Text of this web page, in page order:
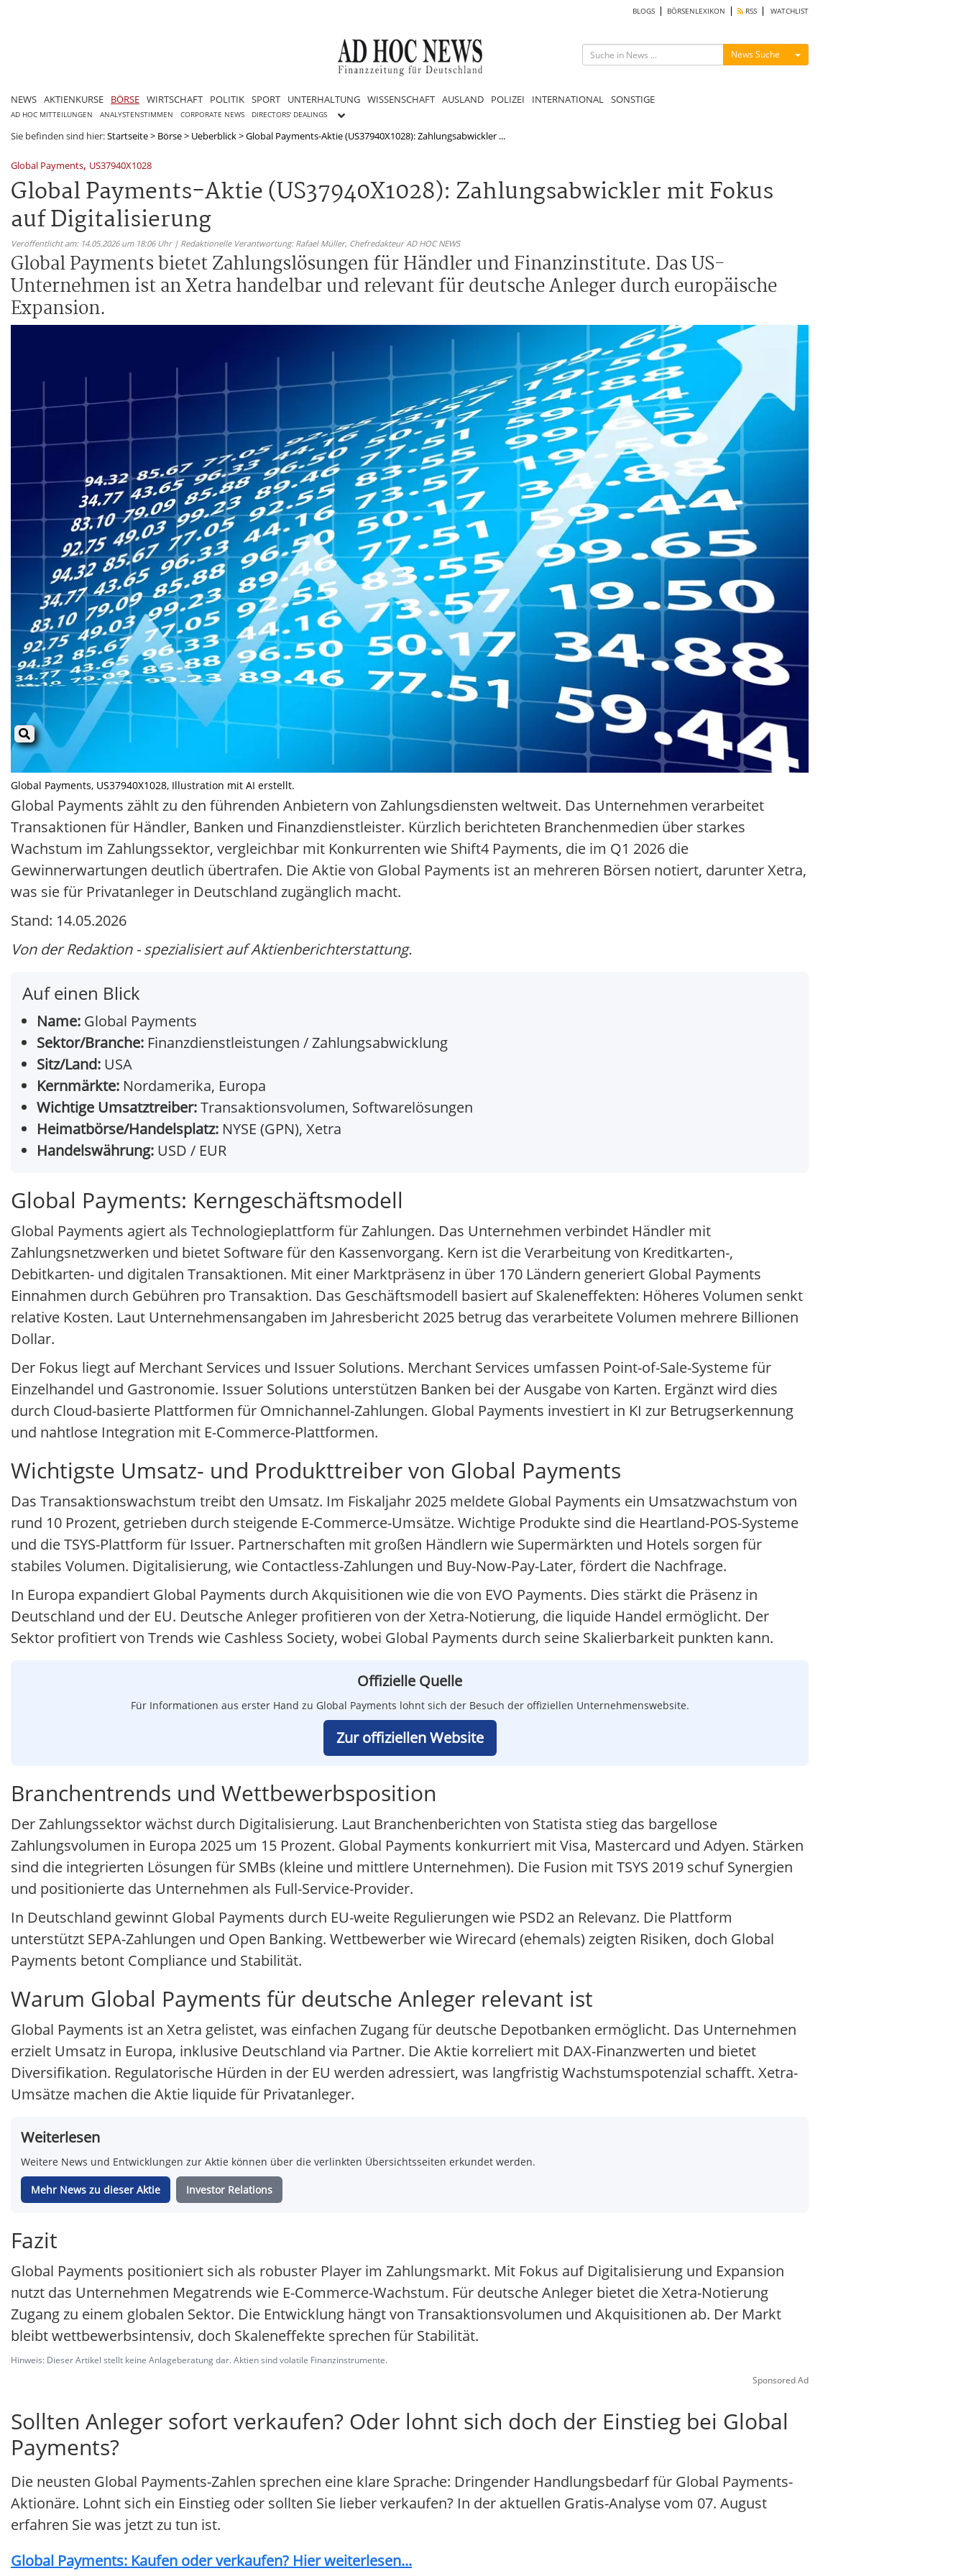
BLOGS BÖRSENLEXIKON RSS WATCHLIST
News Suche Menü ein-/ausblenden
NEWS AKTIENKURSE BÖRSE WIRTSCHAFT POLITIK SPORT UNTERHALTUNG WISSENSCHAFT AUSLAND POLIZEI INTERNATIONAL SONSTIGE
AD HOC MITTEILUNGEN ANALYSTENSTIMMEN CORPORATE NEWS DIRECTORS' DEALINGS
Sie befinden sind hier:Startseite> Börse> Ueberblick>Global Payments-Aktie (US37940X1028): Zahlungsabwickler ...
Global Payments, US37940X1028
Global Payments-Aktie (US37940X1028): Zahlungsabwickler mit Fokus
auf Digitalisierung
Veröffentlicht am: 14.05.2026 um 18:06 Uhr | Redaktionelle Verantwortung: Rafael Müller, Chefredakteur AD HOC NEWS
Global Payments bietet Zahlungslösungen für Händler und Finanzinstitute. Das US-
Unternehmen ist an Xetra handelbar und relevant für deutsche Anleger durch europäische
Expansion.
Global Payments, US37940X1028, Illustration mit AI erstellt.
Global Payments zählt zu den führenden Anbietern von Zahlungsdiensten weltweit. Das Unternehmen verarbeitet
Transaktionen für Händler, Banken und Finanzdienstleister. Kürzlich berichteten Branchenmedien über starkes
Wachstum im Zahlungssektor, vergleichbar mit Konkurrenten wie Shift4 Payments, die im Q1 2026 die
Gewinnerwartungen deutlich übertrafen. Die Aktie von Global Payments ist an mehreren Börsen notiert, darunter Xetra,
was sie für Privatanleger in Deutschland zugänglich macht.
Stand: 14.05.2026
Von der Redaktion - spezialisiert auf Aktienberichterstattung.
Auf einen Blick
Name: Global Payments
Sektor/Branche: Finanzdienstleistungen / Zahlungsabwicklung
Sitz/Land: USA
Kernmärkte: Nordamerika, Europa
Wichtige Umsatztreiber:Transaktionsvolumen, Softwarelösungen
Heimatbörse/Handelsplatz: NYSE (GPN), Xetra
Handelswährung: USD / EUR
Global Payments: Kerngeschäftsmodell
Global Payments agiert als Technologieplattform für Zahlungen. Das Unternehmen verbindet Händler mit
Zahlungsnetzwerken und bietet Software für den Kassenvorgang. Kern ist die Verarbeitung von Kreditkarten-,
Debitkarten- und digitalen Transaktionen. Mit einer Marktpräsenz in über 170 Ländern generiert Global Payments
Einnahmen durch Gebühren pro Transaktion. Das Geschäftsmodell basiert auf Skaleneffekten: Höheres Volumen senkt
relative Kosten. Laut Unternehmensangaben im Jahresbericht 2025 betrug das verarbeitete Volumen mehrere Billionen
Dollar.
Der Fokus liegt auf Merchant Services und Issuer Solutions. Merchant Services umfassen Point-of-Sale-Systeme für
Einzelhandel und Gastronomie. Issuer Solutions unterstützen Banken bei der Ausgabe von Karten. Ergänzt wird dies
durch Cloud-basierte Plattformen für Omnichannel-Zahlungen. Global Payments investiert in KI zur Betrugserkennung
und nahtlose Integration mit E-Commerce-Plattformen.
Wichtigste Umsatz- und Produkttreiber von Global Payments
Das Transaktionswachstum treibt den Umsatz. Im Fiskaljahr 2025 meldete Global Payments ein Umsatzwachstum von
rund 10 Prozent, getrieben durch steigende E-Commerce-Umsätze. Wichtige Produkte sind die Heartland-POS-Systeme
und die TSYS-Plattform für Issuer. Partnerschaften mit großen Händlern wie Supermärkten und Hotels sorgen für
stabiles Volumen. Digitalisierung, wie Contactless-Zahlungen und Buy-Now-Pay-Later, fördert die Nachfrage.
In Europa expandiert Global Payments durch Akquisitionen wie die von EVO Payments. Dies stärkt die Präsenz in
Deutschland und der EU. Deutsche Anleger profitieren von der Xetra-Notierung, die liquide Handel ermöglicht. Der
Sektor profitiert von Trends wie Cashless Society, wobei Global Payments durch seine Skalierbarkeit punkten kann.
Offizielle Quelle
Für Informationen aus erster Hand zu Global Payments lohnt sich der Besuch der offiziellen Unternehmenswebsite.
Zur offiziellen Website
Branchentrends und Wettbewerbsposition
Der Zahlungssektor wächst durch Digitalisierung. Laut Branchenberichten von Statista stieg das bargellose
Zahlungsvolumen in Europa 2025 um 15 Prozent. Global Payments konkurriert mit Visa, Mastercard und Adyen. Stärken
sind die integrierten Lösungen für SMBs (kleine und mittlere Unternehmen). Die Fusion mit TSYS 2019 schuf Synergien
und positionierte das Unternehmen als Full-Service-Provider.
In Deutschland gewinnt Global Payments durch EU-weite Regulierungen wie PSD2 an Relevanz. Die Plattform
unterstützt SEPA-Zahlungen und Open Banking. Wettbewerber wie Wirecard (ehemals) zeigten Risiken, doch Global
Payments betont Compliance und Stabilität.
Warum Global Payments für deutsche Anleger relevant ist
Global Payments ist an Xetra gelistet, was einfachen Zugang für deutsche Depotbanken ermöglicht. Das Unternehmen
erzielt Umsatz in Europa, inklusive Deutschland via Partner. Die Aktie korreliert mit DAX-Finanzwerten und bietet
Diversifikation. Regulatorische Hürden in der EU werden adressiert, was langfristig Wachstumspotenzial schafft. Xetra-
Umsätze machen die Aktie liquide für Privatanleger.
Weiterlesen
Weitere News und Entwicklungen zur Aktie können über die verlinkten Übersichtsseiten erkundet werden.
Mehr News zu dieser Aktie Investor Relations
Fazit
Global Payments positioniert sich als robuster Player im Zahlungsmarkt. Mit Fokus auf Digitalisierung und Expansion
nutzt das Unternehmen Megatrends wie E-Commerce-Wachstum. Für deutsche Anleger bietet die Xetra-Notierung
Zugang zu einem globalen Sektor. Die Entwicklung hängt von Transaktionsvolumen und Akquisitionen ab. Der Markt
bleibt wettbewerbsintensiv, doch Skaleneffekte sprechen für Stabilität.
Hinweis: Dieser Artikel stellt keine Anlageberatung dar. Aktien sind volatile Finanzinstrumente.
Sponsored Ad
Sollten Anleger sofort verkaufen? Oder lohnt sich doch der Einstieg bei Global
Payments?
Die neusten Global Payments-Zahlen sprechen eine klare Sprache: Dringender Handlungsbedarf für Global Payments-
Aktionäre. Lohnt sich ein Einstieg oder sollten Sie lieber verkaufen? In der aktuellen Gratis-Analyse vom 07. August
erfahren Sie was jetzt zu tun ist.
Global Payments: Kaufen oder verkaufen? Hier weiterlesen...